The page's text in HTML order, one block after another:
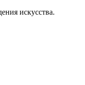
искусства.